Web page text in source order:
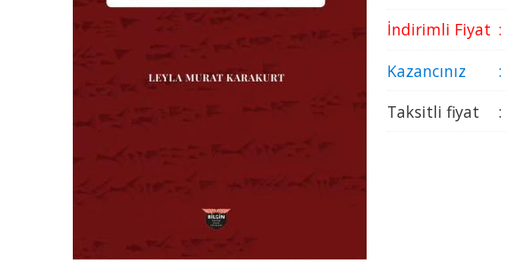
İndirimli Fiyat :
Kazancınız
:
Taksitli fiyat
: